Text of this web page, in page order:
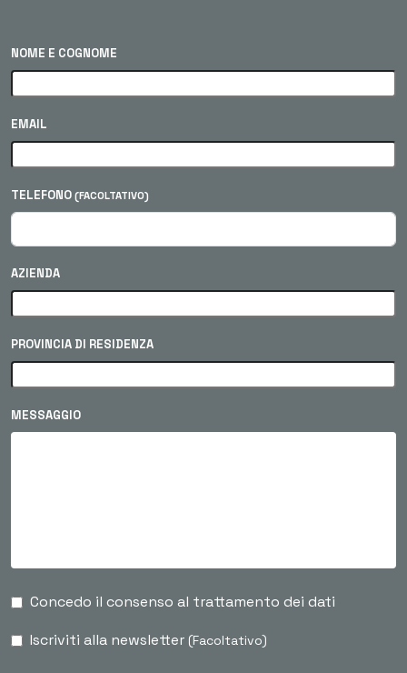
NOME E COGNOME
EMAIL
TELEFONO (FACOLTATIVO)
AZIENDA
PROVINCIA DI RESIDENZA
MESSAGGIO
Concedo il consenso al trattamento dei dati
Iscriviti alla newsletter (Facoltativo)